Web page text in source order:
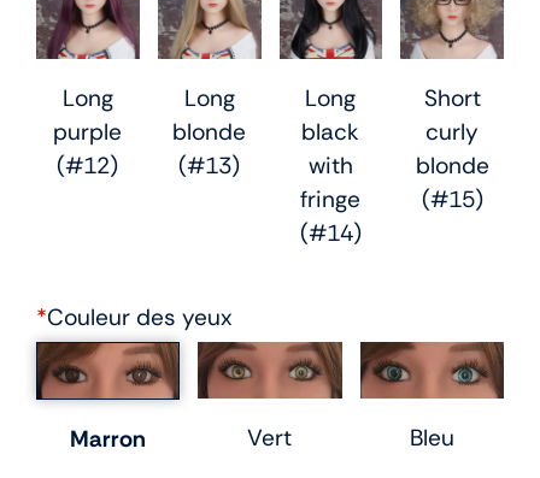
Long
purple
(#12)
Long
blonde
(#13)
Long
black
with
fringe
(#14)
Short
curly
blonde
(#15)
*Couleur des yeux
Marron Vert Bleu